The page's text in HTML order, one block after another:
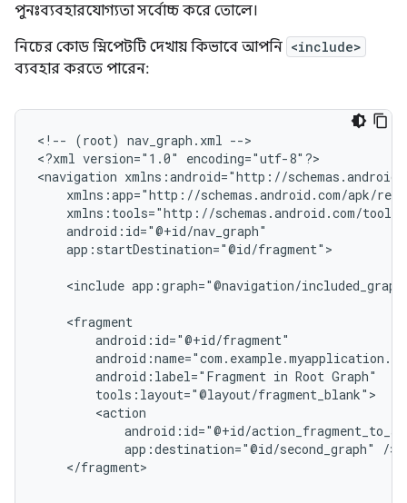
পুনঃব্যবহারযোগ্যতা সর্বোচ্চ করে তোলে।
নিচের কোড স্নিপেটটি দেখায় কিভাবে আপনি <include>
ব্যবহার করতে পারেন:
<!-- (root) nav_graph.xml -->
<?xml version="1.0"
encoding="utf-8"?>
<navigation
app:startDestination="@id/fragment">
<include app:graph="@navigation/
android:label="Fragment in Root
app:destination="@id/second_graph"
</fragment>